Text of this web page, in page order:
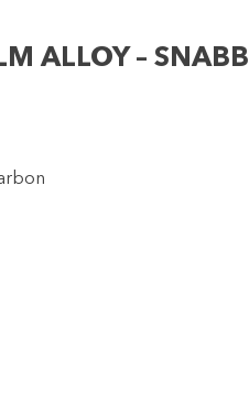
ALLOY – SNABB